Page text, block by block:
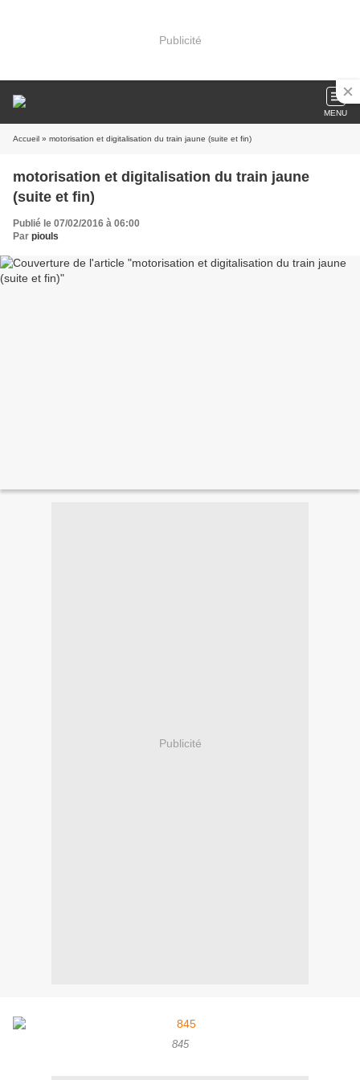
Publicité
MENU
Accueil » motorisation et digitalisation du train jaune (suite et fin)
motorisation et digitalisation du train jaune
(suite et fin)
Publié le 07/02/2016 à 06:00
Par piouls
Publicité
845